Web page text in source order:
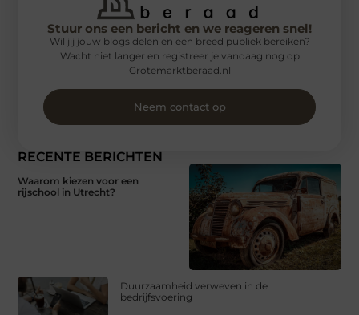
RECENTE BERICHTEN
Waarom kiezen voor een
rijschool in Utrecht?
Duurzaamheid verweven in de
bedrijfsvoering
Stuur ons een bericht en we reageren snel!
Wil jij jouw blogs delen en een breed publiek bereiken?
Wacht niet langer en registreer je vandaag nog op
Grotemarktberaad.nl
Neem contact op